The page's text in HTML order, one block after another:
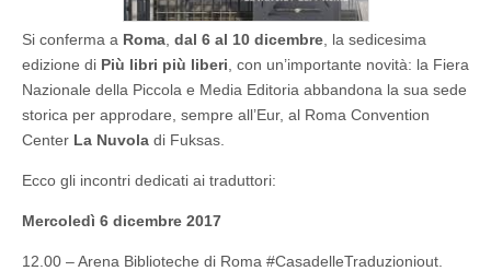
Si conferma a Roma dal 6 al 10 dicembre , la sedicesima
edizione di Più libri più liberi , con un’importante novità: la Fiera
Nazionale della Piccola e Media Editoria abbandona la sua sede
storica per approdare, sempre all’Eur, al Roma Convention
Center La Nuvola di Fuksas.
Ecco gli incontri dedicati ai traduttori:
Mercoledì 6 dicembre 2017
12.00 – Arena Biblioteche di Roma #CasadelleTraduzioniout.